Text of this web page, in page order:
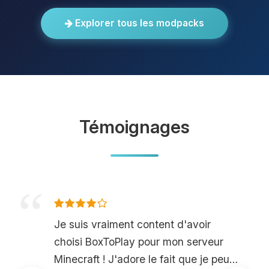
Explorer tous les modpacks
Témoignages
Je suis vraiment content d'avoir
choisi BoxToPlay pour mon serveur
Minecraft ! J'adore le fait que je peux